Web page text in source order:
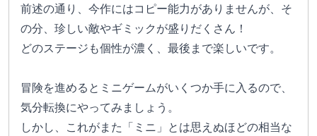
前述の通り、今作にはコピー能力がありませんが、そ
の分、珍しい敵やギミックが盛りだくさん！
どのステージも個性が濃く、最後まで楽しいです。
冒険を進めるとミニゲームがいくつか手に入るので、
気分転換にやってみましょう。
しかし、これがまた「ミニ」とは思えぬほどの相当な